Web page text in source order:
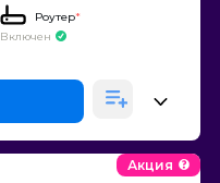
Роутер*
Включен
Акция